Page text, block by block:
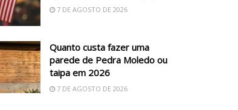
7 DE AGOSTO DE 2026
Quanto custa fazer uma
parede de Pedra Moledo ou
taipa em 2026
7 DE AGOSTO DE 2026